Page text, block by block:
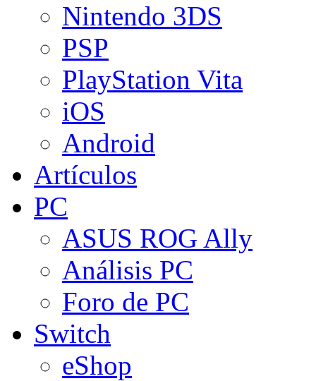
Nintendo 3DS
PSP
PlayStation Vita
iOS
Android
Artículos
PC
ASUS ROG Ally
Análisis PC
Foro de PC
Switch
eShop